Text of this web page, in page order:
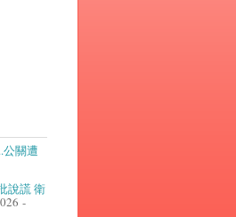
關遭
說謊 衛
-